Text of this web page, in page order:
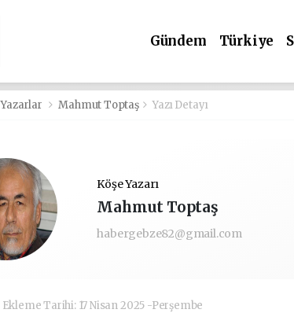
Gündem Türkiye
Yazarlar Mahmut Toptaş Yazı Detayı
Köşe Yazarı
Mahmut Toptaş
habergebze82@gmail.com
Ekleme Tarihi: 17 Nisan 2025 -Perşembe